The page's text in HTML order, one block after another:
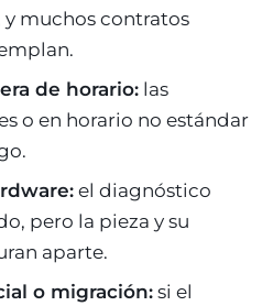
muchos contratos
de horario: las
o en horario no estándar
el diagnóstico
pero la pieza y su
aparte.
o migración: si el